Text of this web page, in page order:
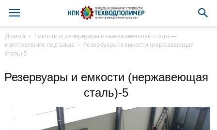
Домой
Емкости и резервуары из нержавеющей стали —
изготовление под заказ
Резервуары и емкости (нержавеющая
сталь)-5
Резервуары и емкости (нержавеющая
сталь)-5